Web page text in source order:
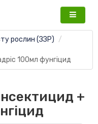
рослин (ЗЗР)
100мл фунгіцид
+